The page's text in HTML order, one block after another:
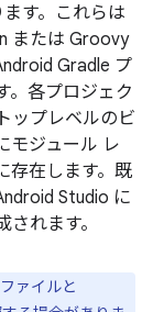
ます。これらは
または Groovy
Gradle プ
。各プロジェク
ップレベルのビ
モジュール レ
存在します。既
Studio に
れます。
ファイルと